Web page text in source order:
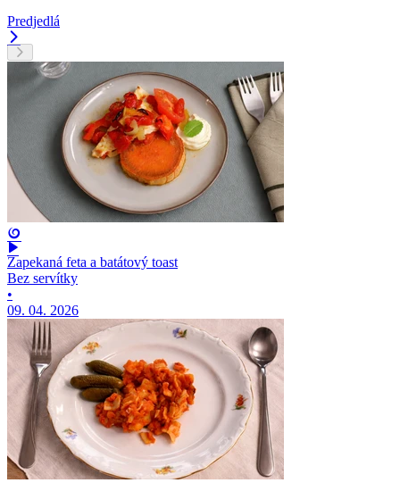
Predjedlá
Zapekaná feta a batátový toast
Bez servítky
•
09. 04. 2026